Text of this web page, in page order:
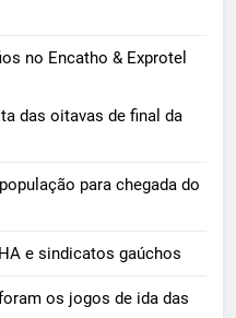
no Encatho & Exprotel
das oitavas de final da
para chegada do
e sindicatos gaúchos
os jogos de ida das